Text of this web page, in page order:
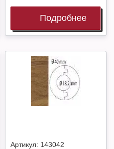
Подробнее
Артикул: 143042